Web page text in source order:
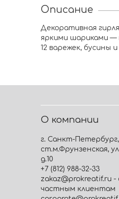
Описание
Декоративная
яркими шариками —
12 варежек, бусины
О компании
г. Санкт-Петербург,
ст.м.Фрунзенская,
д.10
+7 (812) 988-32-33
zakaz@prokreatif.ru -
частным клиентам